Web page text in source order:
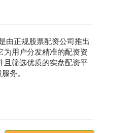
由正规股票配资公司推出
为用户分发精准的配资资
且筛选优质的实盘配资平
务。